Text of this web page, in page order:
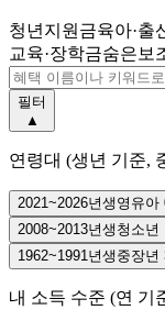
청년지원금육아·출
교육·장학금숨은보
필터
▲
연령대 (생년 기준,
2021~2026년생 영유아
2008~2013년생 청소년
1962~1991년생 중장년
내 소득 수준 (연 기